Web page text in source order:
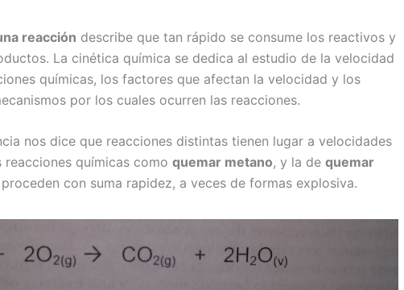
reacción describe que tan rápido se consume los reactivos y
La cinética química se dedica al estudio de la velocidad
químicas, los factores que afectan la velocidad y los
por los cuales ocurren las reacciones.
nos dice que reacciones distintas tienen lugar a velocidades
reacciones químicas como quemar metano, y la de quemar
proceden con suma rapidez, a veces de formas explosiva.